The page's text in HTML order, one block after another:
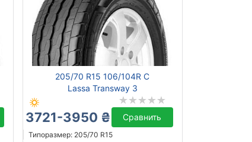
205/70 R15 106/104R C
Lassa Transway 3
3721-3950 ₴ Сравнить
Типоразмер: 205/70 R15